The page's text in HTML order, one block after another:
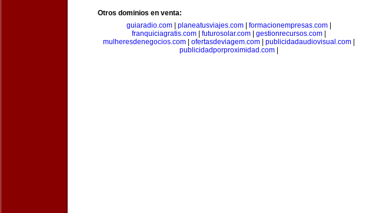
Otros dominios en venta:
guiaradio.com
planeatusviajes.com formacionempresas.com
franquiciagratis.com
futurosolar.com gestionrecursos.com
mulheresdenegocios.com
ofertasdeviagem.com publicidadaudiovisual.com
publicidadporproximidad.com